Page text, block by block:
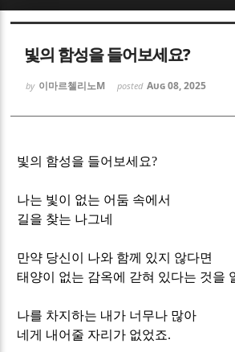
빛의 함성을 들어보세요?
by 이마르첼리노M posted Aug 08, 2025
빛의 함성을 들어보세요?
나는 빛이 없는 어둠 속에서
길을 찾는 나그네
만약 당신이 나와 함께 있지 않다면
태양이 없는 감옥에 갇혀 있다는 것을
나를 차지하는 내가 너무나 많아
네게 내어줄 자리가 없었죠.
Sketchbook5, 스케치북5
Sketchbook5, 스케치북5
Sketchbook5, 스케치북5
Sketchbook5, 스케치북5